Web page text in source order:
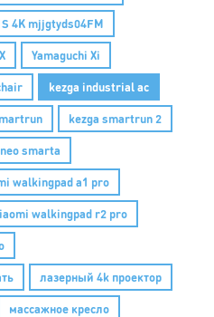
4K mjjgtyds04FM
Yamaguchi Xi
kezga industrial ac
kezga smartrun 2
smarta
walkingpad a1 pro
walkingpad r2 pro
лазерный 4k проектор
массажное кресло